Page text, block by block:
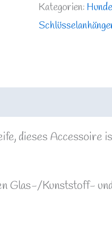
Kategorien:
dieses Accessoire
Glas-/Kunststoff-